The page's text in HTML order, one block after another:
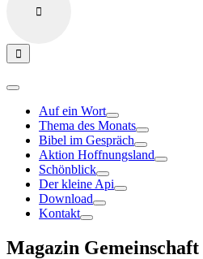
Auf ein Wort
Thema des Monats
Bibel im Gespräch
Aktion Hoffnungsland
Schönblick
Der kleine Api
Download
Kontakt
Magazin Gemeinschaft